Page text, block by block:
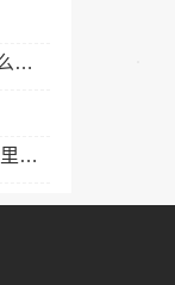
卡车远光灯货车远光灯太近怎么调节
奉化花灯2020奉化烟花节在哪里举行